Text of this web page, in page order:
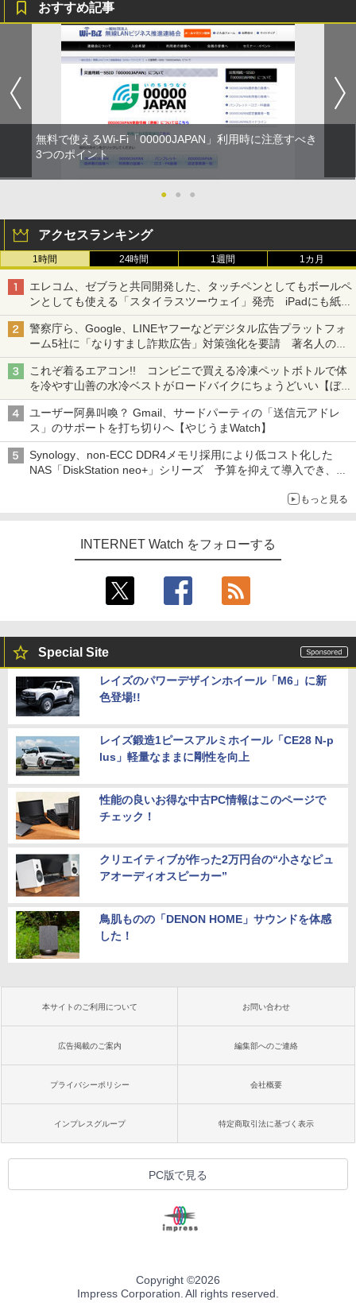
おすすめ記事
無料で使えるWi-Fi「00000JAPAN」利用時に注意すべき
3つのポイント
● ● ●
アクセスランキング
1時間 24時間 1週間 1カ月
エレコム、ゼブラと共同開発した、タッチペンとしてもボールペ
ンとしても使える「スタイラスツーウェイ」発売 iPadにも紙に
も、持ち替えずに書き込める
警察庁ら、Google、LINEヤフーなどデジタル広告プラットフォ
ーム5社に「なりすまし詐欺広告」対策強化を要請 著名人の写
真や映像を使った投資詐欺などへの対策として
これぞ着るエアコン!! コンビニで買える冷凍ペットボトルで体
を冷やす山善の水冷ベストがロードバイクにちょうどいい【ぼっ
ち・ざ・ろーど！その14】【空いた時間でなにしてる？】
ユーザー阿鼻叫喚？ Gmail、サードパーティの「送信元アドレ
ス」のサポートを打ち切りへ【やじうまWatch】
Synology、non-ECC DDR4メモリ採用により低コスト化した
NAS「DiskStation neo+」シリーズ 予算を抑えて導入でき、
もっと見る
INTERNET Watch をフォローする
Special Site
レイズのパワーデザインホイール「M6」に新
色登場!!
レイズ鍛造1ピースアルミホイール「CE28 N-p
lus」軽量なままに剛性を向上
性能の良いお得な中古PC情報はこのページで
チェック！
クリエイティブが作った2万円台の“小さなピュ
アオーディオスピーカー”
鳥肌ものの「DENON HOME」サウンドを体感
した！
本サイトのご利用について お問い合わせ
広告掲載のご案内 編集部へのご連絡
プライバシーポリシー 会社概要
インプレスグループ 特定商取引法に基づく表示
PC版で見る
Copyright ©2026
Impress Corporation. All rights reserved.